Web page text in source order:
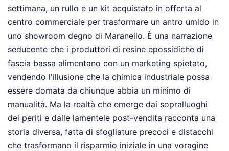
settimana, un rullo e un kit acquistato in offerta al
centro commerciale per trasformare un antro umido in
uno showroom degno di Maranello. È una narrazione
seducente che i produttori di resine epossidiche di
fascia bassa alimentano con un marketing spietato,
vendendo l'illusione che la chimica industriale possa
essere domata da chiunque abbia un minimo di
manualità. Ma la realtà che emerge dai sopralluoghi
dei periti e dalle lamentele post-vendita racconta una
storia diversa, fatta di sfogliature precoci e distacchi
che trasformano il risparmio iniziale in una voragine